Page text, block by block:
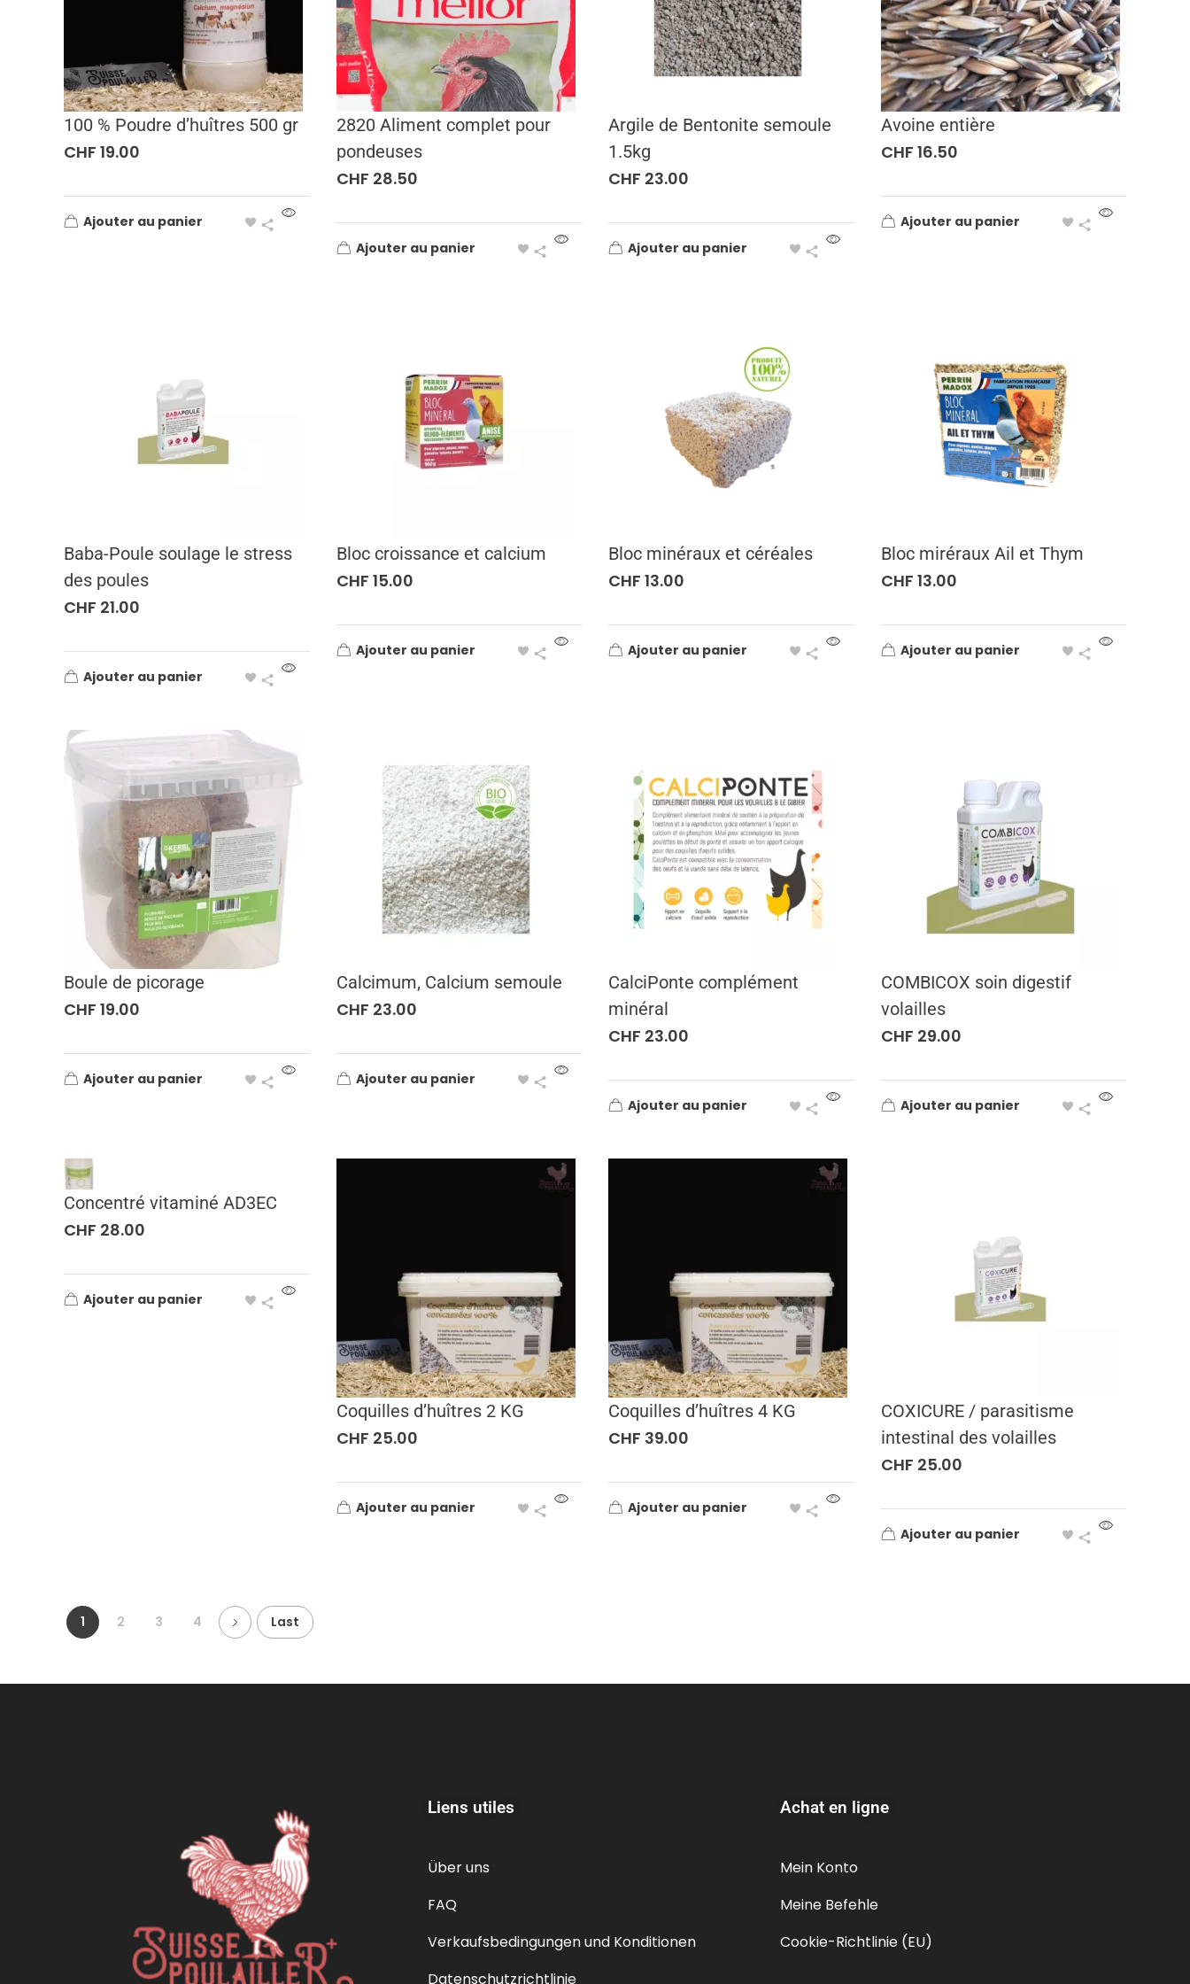
100 % Poudre d’huîtres 500 gr
CHF 19.00
Ajouter au panier
2820 Aliment complet pour
pondeuses
CHF 28.50
Ajouter au panier
Argile de Bentonite semoule
1.5kg
CHF 23.00
Ajouter au panier
Avoine entière
CHF 16.50
Ajouter au panier
Baba-Poule soulage le stress
des poules
CHF 21.00
Ajouter au panier
Bloc croissance et calcium
CHF 15.00
Ajouter au panier
Bloc minéraux et céréales
CHF 13.00
Ajouter au panier
Bloc miréraux Ail et Thym
CHF 13.00
Ajouter au panier
Boule de picorage
CHF 19.00
Ajouter au panier
Calcimum, Calcium semoule
CHF 23.00
Ajouter au panier
CalciPonte complément
minéral
CHF 23.00
Ajouter au panier
COMBICOX soin digestif
volailles
CHF 29.00
Ajouter au panier
Concentré vitaminé AD3EC
CHF 28.00
Ajouter au panier
Coquilles d’huîtres 2 KG
CHF 25.00
Ajouter au panier
Coquilles d’huîtres 4 KG
CHF 39.00
Ajouter au panier
COXICURE / parasitisme
intestinal des volailles
CHF 25.00
Ajouter au panier
1 2 3 4 Last
Liens utiles
Über uns
FAQ
Verkaufsbedingungen und Konditionen
Datenschutzrichtlinie
Achat en ligne
Mein Konto
Meine Befehle
Cookie-Richtlinie (EU)